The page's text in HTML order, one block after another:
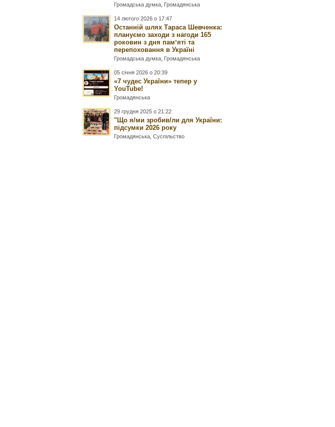
Громадська думка Громадянська
14 лютого 2026 о 17:47
Останній шлях Тараса Шевченка:
плануємо заходи з нагоди 165
роковин з дня памʼяті та
перепоховання в Україні
Громадська думка Громадянська
05 січня 2026 о 20:39
«7 чудес України» тепер у
YouTube!
Громадянська
29 грудня 2025 о 21:22
"Що я/ми зробив/ли для України:
підсумки 2026 року
Громадянська ,Суспільство